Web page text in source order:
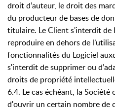
droit d’auteur, le droit des
du producteur de bases de
titulaire. Le Client s'interdit de
reproduire en dehors de
fonctionnalités du Logiciel
s'interdit de supprimer ou
droits de propriété
6.4. Le cas échéant, la
d'ouvrir un certain nombre de